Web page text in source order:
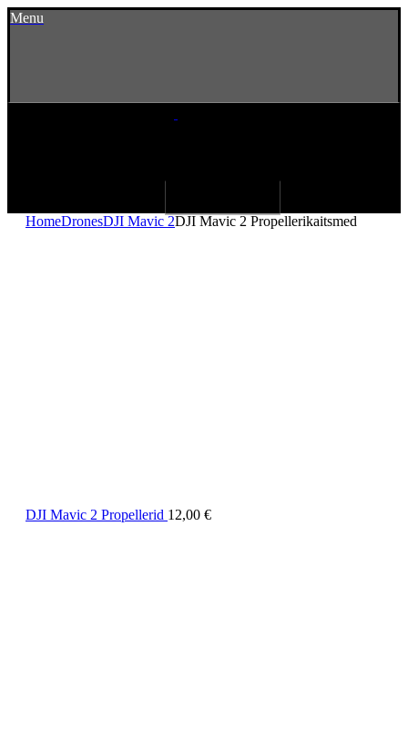
Menu
HomeDronesDJI Mavic 2DJI Mavic 2 Propellerikaitsmed
DJI Mavic 2 Propellerid 12,00 €